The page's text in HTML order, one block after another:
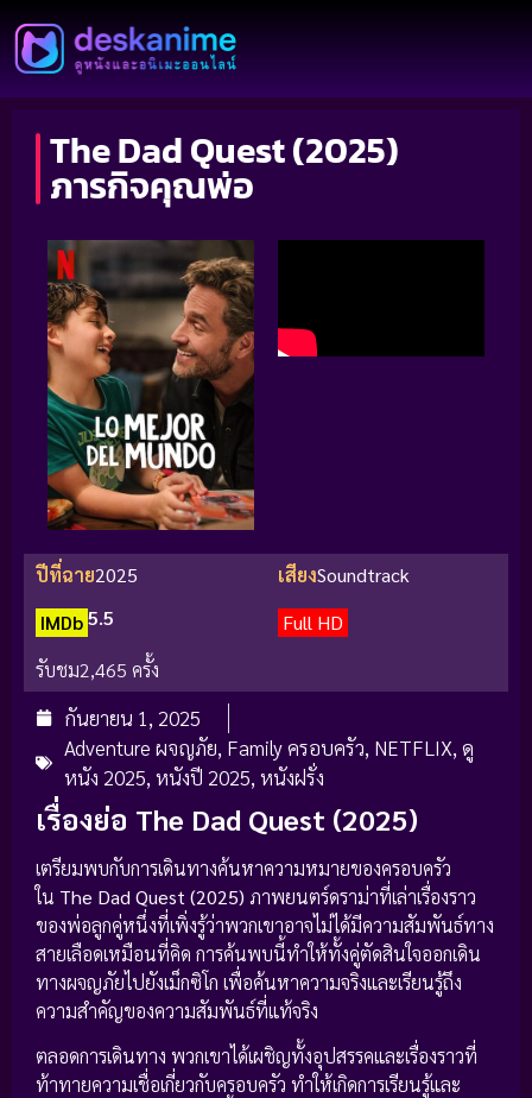
The Dad Quest (2025)
ภารกิจคุณพ่อ
ปีที่ฉาย2025 เสียงSoundtrack
IMDb5.5
Full HD
รับชม2,465 ครั้ง
กันยายน 1, 2025
Adventure ผจญภัย, Family ครอบครัว, NETFLIX, ดู
หนัง 2025, หนังปี 2025, หนังฝรั่ง
เรื่องย่อ The Dad Quest (2025)
เตรียมพบกับการเดินทางค้นหาความหมายของครอบครัว
ใน The Dad Quest (2025) ภาพยนตร์ดราม่าที่เล่าเรื่องราว
ของพ่อลูกคู่หนึ่งที่เพิ่งรู้ว่าพวกเขาอาจไม่ได้มีความสัมพันธ์ทาง
สายเลือดเหมือนที่คิด การค้นพบนี้ทำให้ทั้งคู่ตัดสินใจออกเดิน
ทางผจญภัยไปยังเม็กซิโก เพื่อค้นหาความจริงและเรียนรู้ถึง
ความสำคัญของความสัมพันธ์ที่แท้จริง
ตลอดการเดินทาง พวกเขาได้เผชิญทั้งอุปสรรคและเรื่องราวที่
ท้าทายความเชื่อเกี่ยวกับครอบครัว ทำให้เกิดการเรียนรู้และ